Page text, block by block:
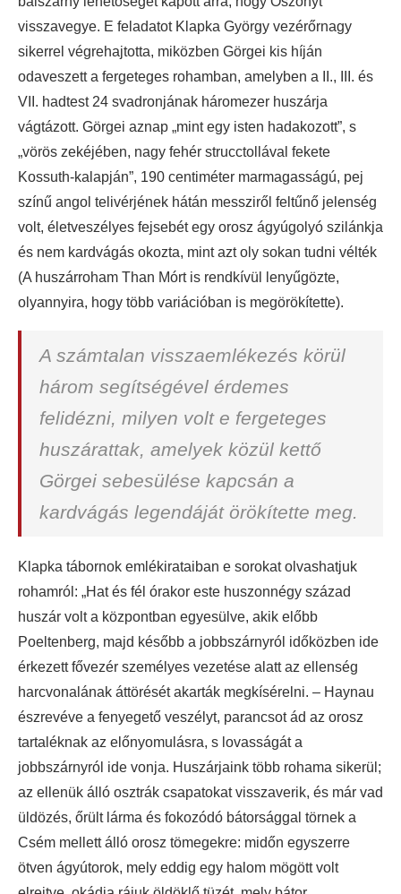
visszavegye. E feladatot Klapka György vezérőrnagy
sikerrel végrehajtotta, miközben Görgei kis híján
odaveszett a fergeteges rohamban, amelyben a II., III. és
VII. hadtest 24 svadronjának háromezer huszárja
vágtázott. Görgei aznap „mint egy isten hadakozott”, s
„vörös zekéjében, nagy fehér strucctollával fekete
Kossuth-kalapján”, 190 centiméter marmagasságú, pej
színű angol telivérjének hátán messziről feltűnő jelenség
volt, életveszélyes fejsebét egy orosz ágyúgolyó szilánkja
és nem kardvágás okozta, mint azt oly sokan tudni vélték
(A huszárroham Than Mórt is rendkívül lenyűgözte,
olyannyira, hogy több variációban is megörökítette).
A számtalan visszaemlékezés körül
három segítségével érdemes
felidézni, milyen volt e fergeteges
huszárattak, amelyek közül kettő
Görgei sebesülése kapcsán a
kardvágás legendáját örökítette meg.
Klapka tábornok emlékirataiban e sorokat olvashatjuk
rohamról: „Hat és fél órakor este huszonnégy század
huszár volt a központban egyesülve, akik előbb
Poeltenberg, majd később a jobbszárnyról időközben ide
érkezett fővezér személyes vezetése alatt az ellenség
harcvonalának áttörését akarták megkísérelni. – Haynau
észrevéve a fenyegető veszélyt, parancsot ád az orosz
tartaléknak az előnyomulásra, s lovasságát a
jobbszárnyról ide vonja. Huszárjaink több rohama sikerül;
az ellenük álló osztrák csapatokat visszaverik, és már vad
üldözés, őrült lárma és fokozódó bátorsággal törnek a
Csém mellett álló orosz tömegekre: midőn egyszerre
ötven ágyútorok, mely eddig egy halom mögött volt